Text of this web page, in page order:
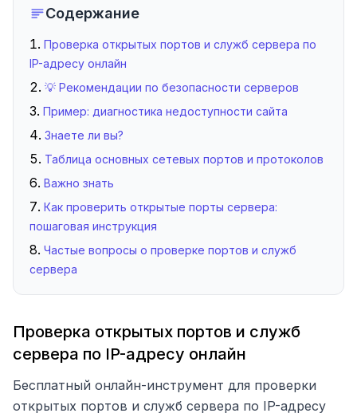
Содержание
Проверка открытых портов и служб сервера по
IP-адресу онлайн
💡 Рекомендации по безопасности серверов
Пример: диагностика недоступности сайта
Знаете ли вы?
Таблица основных сетевых портов и протоколов
Важно знать
Как проверить открытые порты сервера:
пошаговая инструкция
Частые вопросы о проверке портов и служб
сервера
Проверка открытых портов и служб
сервера по IP-адресу онлайн
Бесплатный онлайн-инструмент для проверки
открытых портов и служб сервера по IP-адресу